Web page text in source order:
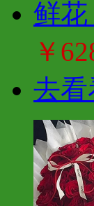
鲜花
￥
去看